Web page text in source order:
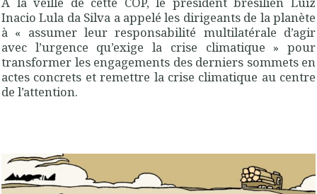
Inacio Lula da Silva a appelé les dirigeants de la planète
à « assumer leur responsabilité multilatérale d’agir
avec l’urgence qu’exige la crise climatique » pour
transformer les engagements des derniers sommets en
actes concrets et remettre la crise climatique au centre
de l’attention.